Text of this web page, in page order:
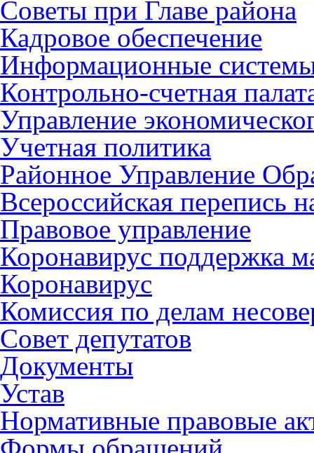
Советы при Главе района
Кадровое обеспечение
Информационные
Контрольно-счетная
Управление
Учетная политика
Районное Управление
Всероссийская перепись
Правовое управление
Коронавирус поддержка
Коронавирус
Комиссия по делам
Совет депутатов
Документы
Устав
Нормативные правовые